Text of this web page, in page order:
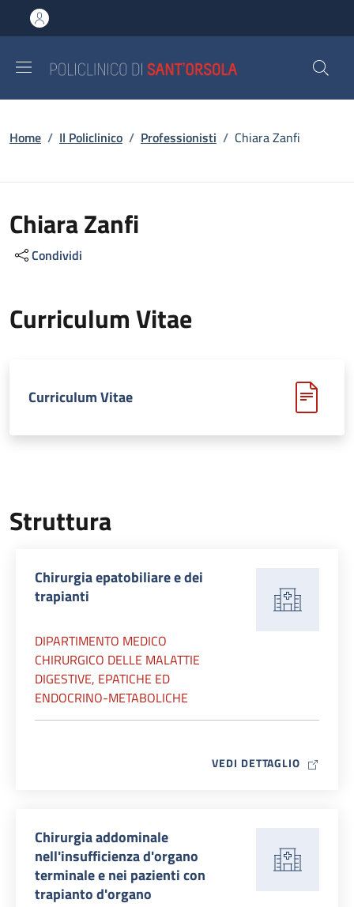
al contenuto principale
to footer content
Briciole di pane
Home / Il Policlinico / Professionisti / Chiara Zanfi
Chiara Zanfi
Condividi
Curriculum Vitae
Curriculum Vitae
Struttura
Chirurgia epatobiliare e dei
trapianti
DIPARTIMENTO MEDICO
CHIRURGICO DELLE MALATTIE
DIGESTIVE, EPATICHE ED
ENDOCRINO-METABOLICHE
VEDI DETTAGLIO MAP ICON
Chirurgia addominale
nell'insufficienza d'organo
terminale e nei pazienti con
trapianto d'organo